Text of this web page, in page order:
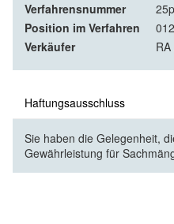
Verfahrensnummer
Position im Verfahren
012
Verkäufer
Haftungsausschluss
Sie haben die Gelegenheit,
Gewährleistung für